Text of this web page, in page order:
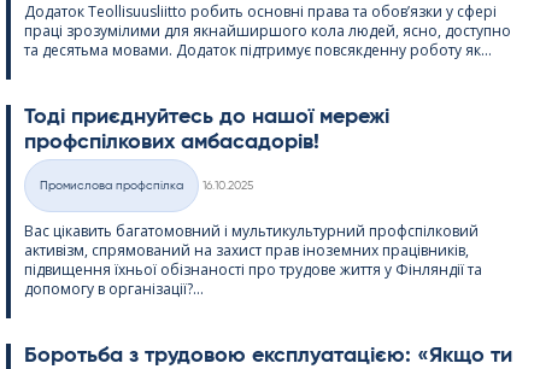
Додаток Teol­li­suus­liitto робить основні права та обов’язки у сфері
праці зрозумілими для якнайширшого кола людей, ясно, доступно
та десятьма мовами. Додаток підтримує повсякденну роботу як...
Тоді приєднуйтесь до нашої мережі
профспілкових амбасадорів!
Категорії
Промислова профспілка
16.10.2025
Вас цікавить багатомовний і мультикультурний профспілковий
активізм, спрямований на захист прав іноземних працівників,
підвищення їхньої обізнаності про трудове життя у Фінляндії та
допомогу в організації?...
Боротьба з трудовою експлуатацією: «Якщо ти